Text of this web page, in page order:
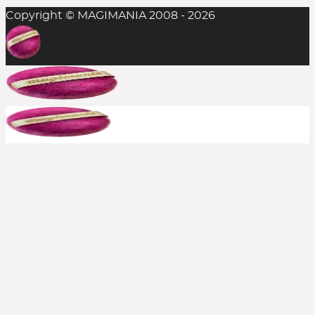
In der Regel ist das Einlösen mehrerer
Rabattcodes auf einen Einkauf nicht möglich,
aber man sollte es stets probieren. Die
Kombination aus Rabattcode und Gratis-
Zugabe(n) gelingt durchaus mal, insofern alle
anderen Bedingungen erfüllt sind.
Bereits reduzierte Produkte sind meist von
Copyright © MAGIMANIA 2008 - 2026